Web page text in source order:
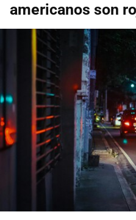
americanos son